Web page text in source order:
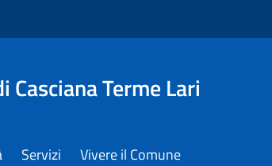
Casciana Terme Lari
Servizi Vivere il Comune